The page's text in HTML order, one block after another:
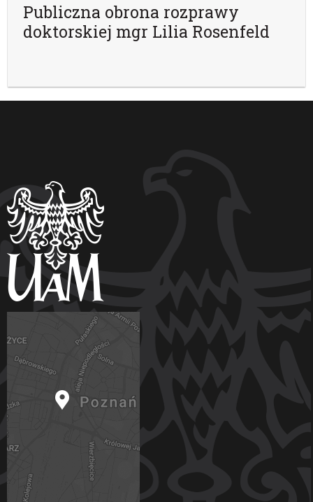
Publiczna obrona rozprawy
doktorskiej mgr Lilia Rosenfeld